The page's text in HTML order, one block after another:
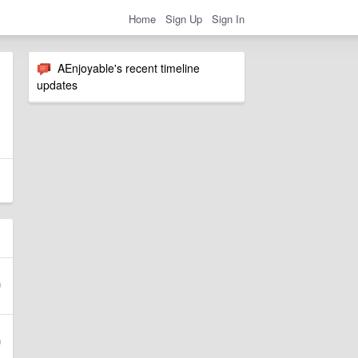
Home Sign Up Sign In
AEnjoyable's recent timeline
updates